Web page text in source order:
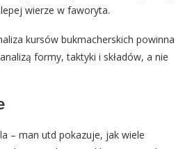
wierze w faworyta.
kursów bukmacherskich powinna
formy, taktyki i składów, a nie
– man utd pokazuje, jak wiele